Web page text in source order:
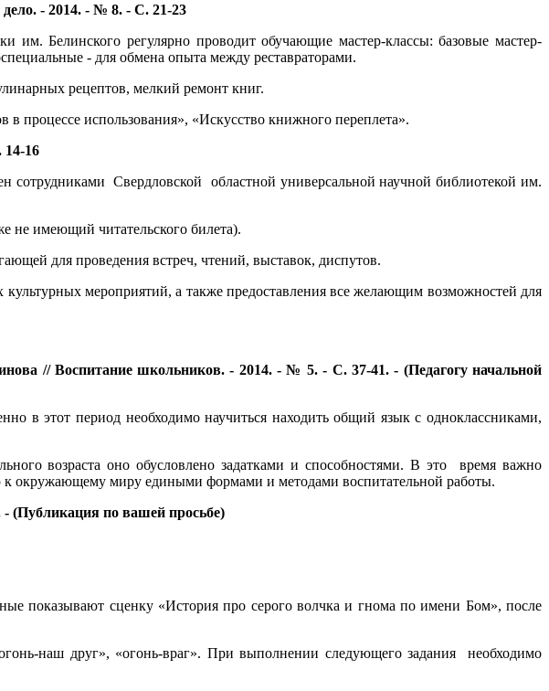
- 2014. - № 8. - С. 21-23
им. Белинского регулярно проводит обучающие мастер-классы: базовые мастер-
- для обмена опыта между реставраторами.
рецептов, мелкий ремонт книг.
процессе использования», «Искусство книжного переплета».
14-16
сотрудниками Свердловской областной универсальной научной библиотекой им.
не имеющий читательского билета).
для проведения встреч, чтений, выставок, диспутов.
мероприятий, а также предоставления все желающим возможностей для
// Воспитание школьников. - 2014. - № 5. - С. 37-41. - (Педагогу начальной
в этот период необходимо научиться находить общий язык с одноклассниками,
возраста оно обусловлено задатками и способностями. В это время важно
к окружающему миру едиными формами и методами воспитательной работы.
(Публикация по вашей просьбе)
показывают сценку «История про серого волчка и гнома по имени Бом», после
наш друг», «огонь-враг». При выполнении следующего задания необходимо